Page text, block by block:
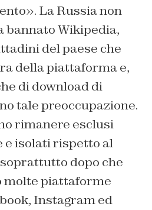
La Russia non
bannato Wikipedia,
del paese che
della piattaforma e,
di download di
tale preoccupazione.
rimanere esclusi
e isolati rispetto al
dopo che
molte piattaforme
Instagram ed